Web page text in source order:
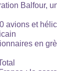
Balfour,
avions et
en